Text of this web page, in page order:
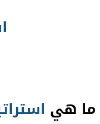
ما هي